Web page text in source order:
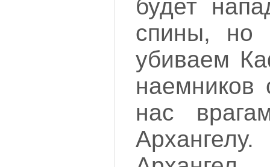
будет
спины, но
убиваем
наемников
нас